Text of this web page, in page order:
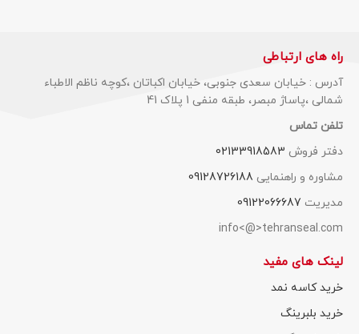
راه های ارتباطی
آدرس : خیابان سعدی جنوبی، خیابان اکباتان ،کوچه ناظم الاطباء
شمالی ،پاساژ مبصر، طبقه منفی 1 پلاک 41
تلفن تماس
دفتر فروش 02133918583
مشاوره و راهنمایی 09128726188
مدیریت 09122066687
info<@>tehranseal.com
لینک های مفید
خرید کاسه نمد
خرید بلبرینگ